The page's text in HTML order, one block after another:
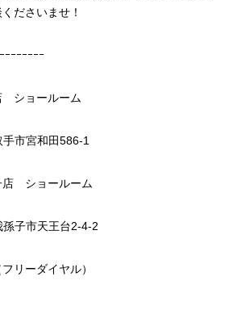
ださいませ！
ｰｰｰｰｰｰｰ
ショールーム
市宮和田586-1
店 ショールーム
子市天王台2-4-2
リーダイヤル）